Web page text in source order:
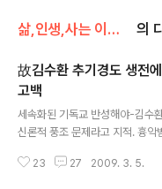
삶,인생,사는 이야기 의
故김수환 추기경도 생전
고백
세속화된 기독교 반성해야-김수
신론적 풍조 문제라고 지적. 흉악
천주교 죽음의 태도 존중했다. 다
23 27 2009. 3. 5.